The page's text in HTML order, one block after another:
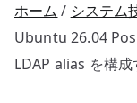
ホーム システム
Ubuntu 26.04
LDAP alias を構成